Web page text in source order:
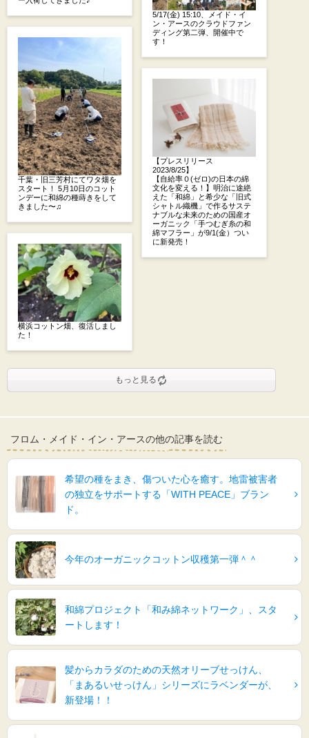
千葉・旧三芳村にてワタ畑を
スタート！ 5月10日のコット
ンデーに和綿の種蒔きをして
きました〜♫
横浜コットン畑、復活しまし
た！
5/17(金) 15:10、メイド・イ
ン・アースのクラウドファン
ディング第二弾、開催中で
す！
【プレスリリース
2023/8/25】
【自給率０(ゼロ)の日本の綿
文化を変える！】明治に途絶
えた「和綿」と希少な「旧式
シャトル織機」で作るサステ
ナブルな未来のための国産オ
ーガニック「手つむぎ糸の和
綿マフラー」が9/1(金）つい
に新発売！
もっと見る
フロム・メイド・イン・アースの他の記事を読む
希望の種をまき、傷ついた心を癒す。地雷被害者
の独立をサポートする「WITH PEACE」ブラン
ド。
今年のオーガニックコットン収穫第一弾＾＾
和綿プロジェクト「和み綿ネットワーク」、スタ
ートします！
髪からカラダのための天然オリーブせっけん、
「まあるいせっけん」シリーズにラベンダーが、
新登場！！